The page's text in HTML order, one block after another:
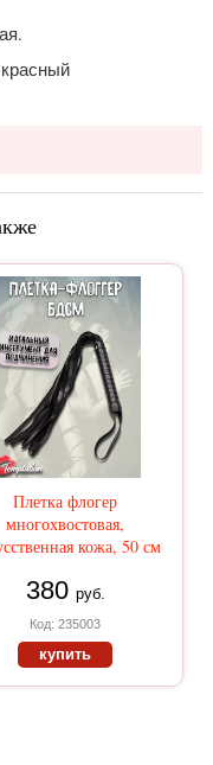
Плетка флогер
многохвостовая,
кожа, 50 см
380 руб.
Код: 235003
купить